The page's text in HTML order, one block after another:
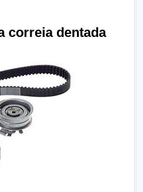
correia dentada